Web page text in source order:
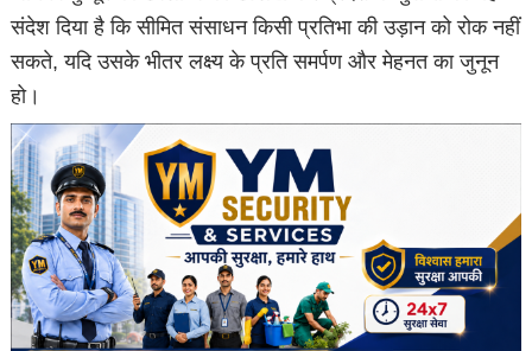
संदेश दिया है कि सीमित संसाधन किसी प्रतिभा की उड़ान को रोक नहीं
सकते, यदि उसके भीतर लक्ष्य के प्रति समर्पण और मेहनत का जुनून
हो।